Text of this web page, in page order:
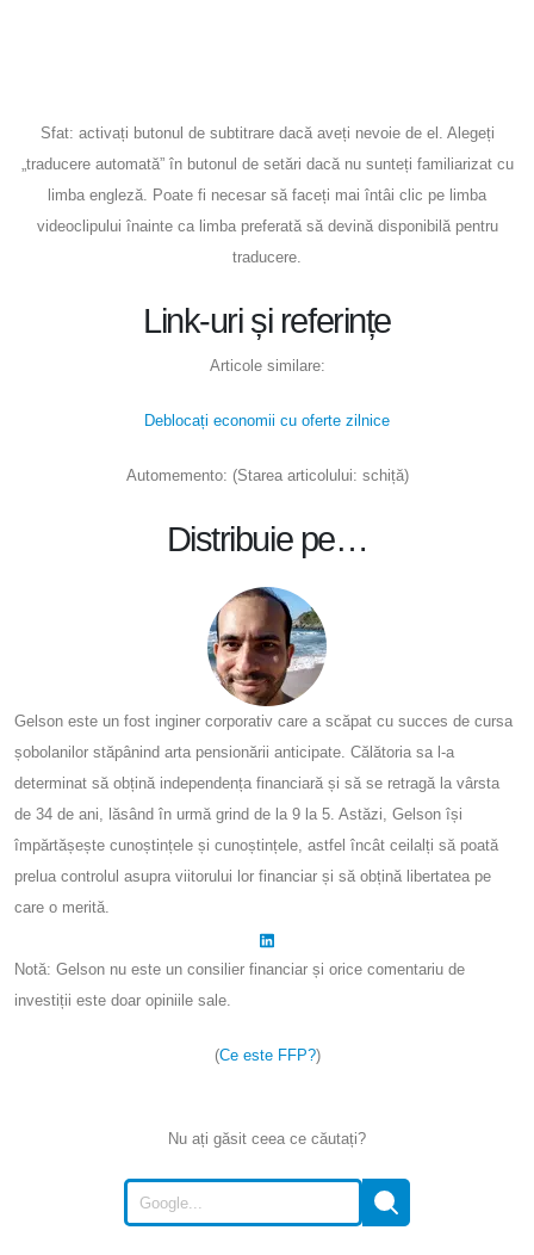
Sfat: activați butonul de subtitrare dacă aveți nevoie de el. Alegeți
„traducere automată” în butonul de setări dacă nu sunteți familiarizat cu
limba engleză. Poate fi necesar să faceți mai întâi clic pe limba
videoclipului înainte ca limba preferată să devină disponibilă pentru
traducere.
Link-uri și referințe
Articole similare:
Deblocați economii cu oferte zilnice
Automemento: (Starea articolului: schiță)
Distribuie pe…
Gelson este un fost inginer corporativ care a scăpat cu succes de cursa
șobolanilor stăpânind arta pensionării anticipate. Călătoria sa l-a
determinat să obțină independența financiară și să se retragă la vârsta
de 34 de ani, lăsând în urmă grind de la 9 la 5. Astăzi, Gelson își
împărtășește cunoștințele și cunoștințele, astfel încât ceilalți să poată
prelua controlul asupra viitorului lor financiar și să obțină libertatea pe
care o merită.
Notă: Gelson nu este un consilier financiar și orice comentariu de
investiții este doar opiniile sale.
(Ce este FFP?)
Nu ați găsit ceea ce căutați?